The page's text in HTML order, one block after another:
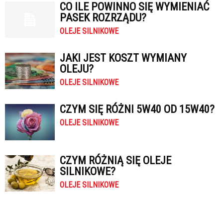
CO ILE POWINNO SIĘ WYMIENIAĆ
PASEK ROZRZĄDU?
OLEJE SILNIKOWE
JAKI JEST KOSZT WYMIANY
OLEJU?
OLEJE SILNIKOWE
CZYM SIĘ RÓŻNI 5W40 OD 15W40?
OLEJE SILNIKOWE
CZYM RÓŻNIĄ SIĘ OLEJE
SILNIKOWE?
OLEJE SILNIKOWE